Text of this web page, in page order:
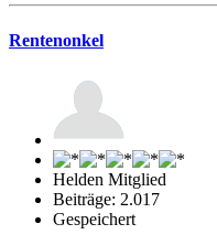
Rentenonkel
Helden Mitglied
Beiträge: 2.017
Gespeichert